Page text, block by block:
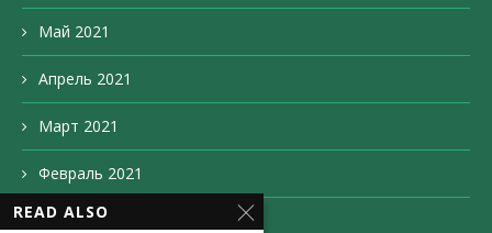
Май 2021
Апрель 2021
Март 2021
Февраль 2021
Декабрь 2020
READ ALSO